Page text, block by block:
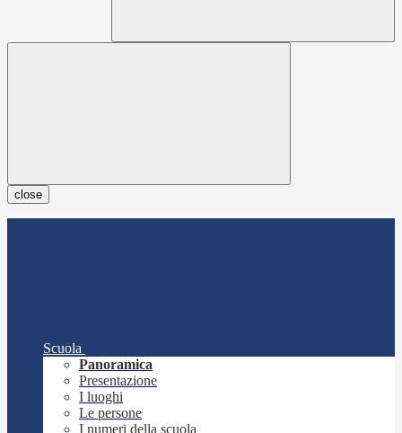
close
Scuola
Panoramica
Presentazione
I luoghi
Le persone
I numeri della scuola